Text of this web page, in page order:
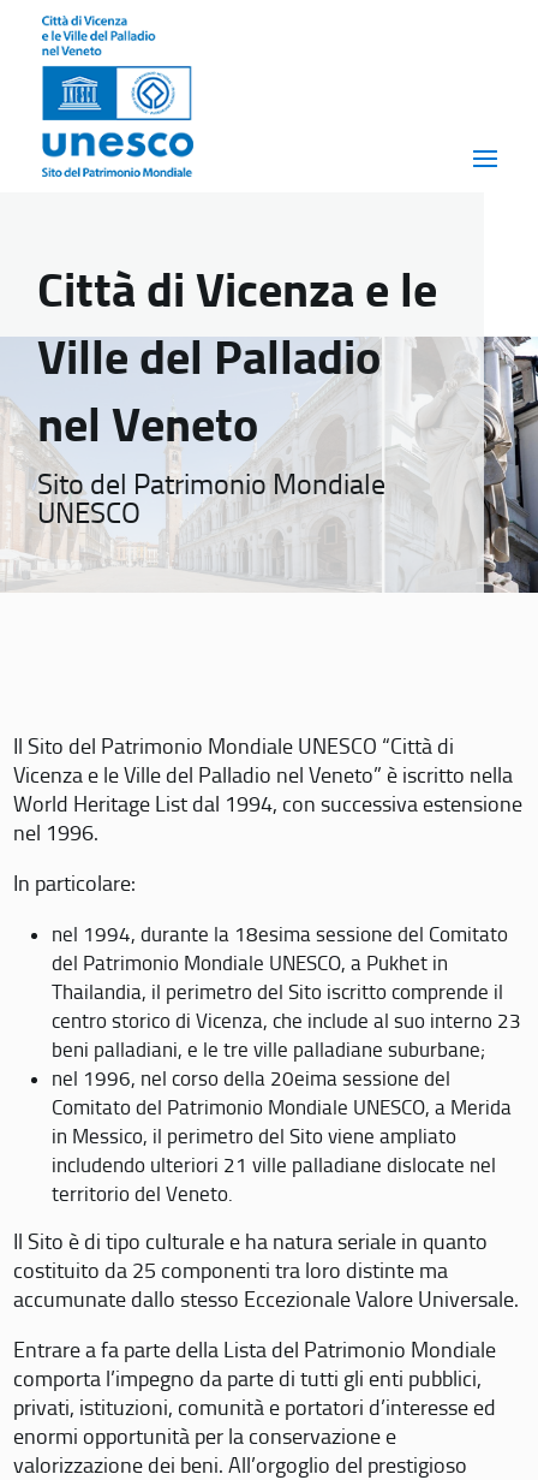
Città di Vicenza e le
Ville del Palladio
nel Veneto
Sito del Patrimonio Mondiale
UNESCO
Il Sito del Patrimonio Mondiale UNESCO “Città di
Vicenza e le Ville del Palladio nel Veneto” è iscritto nella
World Heritage List dal 1994, con successiva estensione
nel 1996.
In particolare:
nel 1994, durante la 18esima sessione del Comitato
del Patrimonio Mondiale UNESCO, a Pukhet in
Thailandia, il perimetro del Sito iscritto comprende il
centro storico di Vicenza, che include al suo interno 23
beni palladiani, e le tre ville palladiane suburbane;
nel 1996, nel corso della 20eima sessione del
Comitato del Patrimonio Mondiale UNESCO, a Merida
in Messico, il perimetro del Sito viene ampliato
includendo ulteriori 21 ville palladiane dislocate nel
territorio del Veneto.
Il Sito è di tipo culturale e ha natura seriale in quanto
costituito da 25 componenti tra loro distinte ma
accumunate dallo stesso Eccezionale Valore Universale.
Entrare a fa parte della Lista del Patrimonio Mondiale
comporta l’impegno da parte di tutti gli enti pubblici,
privati, istituzioni, comunità e portatori d’interesse ed
enormi opportunità per la conservazione e
valorizzazione dei beni. All’orgoglio del prestigioso